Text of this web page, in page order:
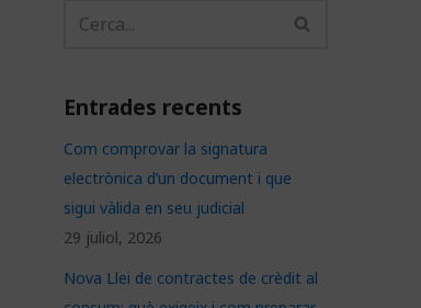
Entrades recents
Com comprovar la signatura
electrònica d’un document i que
sigui vàlida en seu judicial
29 juliol, 2026
Nova Llei de contractes de crèdit al